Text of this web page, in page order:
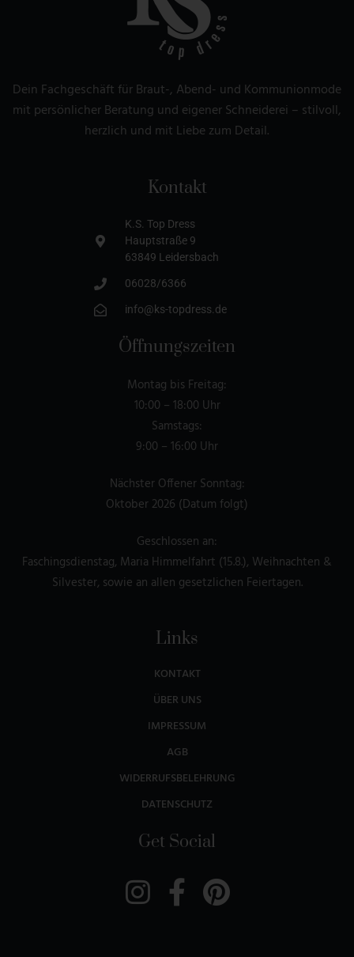
Dein Fachgeschäft für Braut-, Abend- und Kommunionmode
mit persönlicher Beratung und eigener Schneiderei – stilvoll,
herzlich und mit Liebe zum Detail.
Kontakt
K.S. Top Dress
Hauptstraße 9
63849 Leidersbach
06028/6366
info@ks-topdress.de
Öffnungszeiten
Montag bis Freitag:
10:00 – 18:00 Uhr
Samstags:
9:00 – 16:00 Uhr
Nächster Offener Sonntag:
Oktober 2026 (Datum folgt)
Geschlossen an:
Faschingsdienstag, Maria Himmelfahrt (15.8.), Weihnachten &
Silvester, sowie an allen gesetzlichen Feiertagen.
Links
KONTAKT
ÜBER UNS
IMPRESSUM
AGB
WIDERRUFSBELEHRUNG
DATENSCHUTZ
Get Social